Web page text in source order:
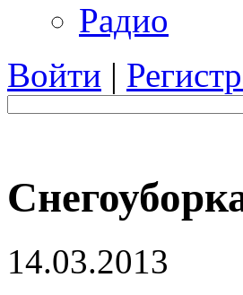
Радио
Войти |
14.03.2013